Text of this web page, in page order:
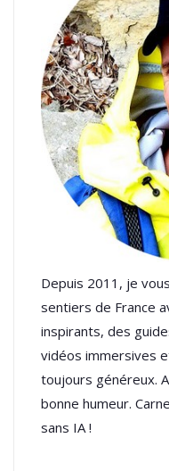
Depuis 2011, je
sentiers de France
inspirants, des
vidéos immersives
toujours généreux.
bonne humeur.
sans IA !